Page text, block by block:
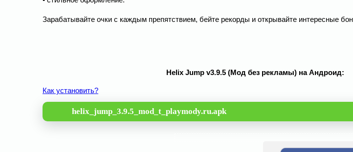
Зарабатывайте очки с каждым препятствием, бейте рекорды и открывайте интересные
Helix Jump v3.9.5 (Мод без рекламы) на Андроид:
Как установить?
helix_jump_3.9.5_mod_t_playmody.ru.apk